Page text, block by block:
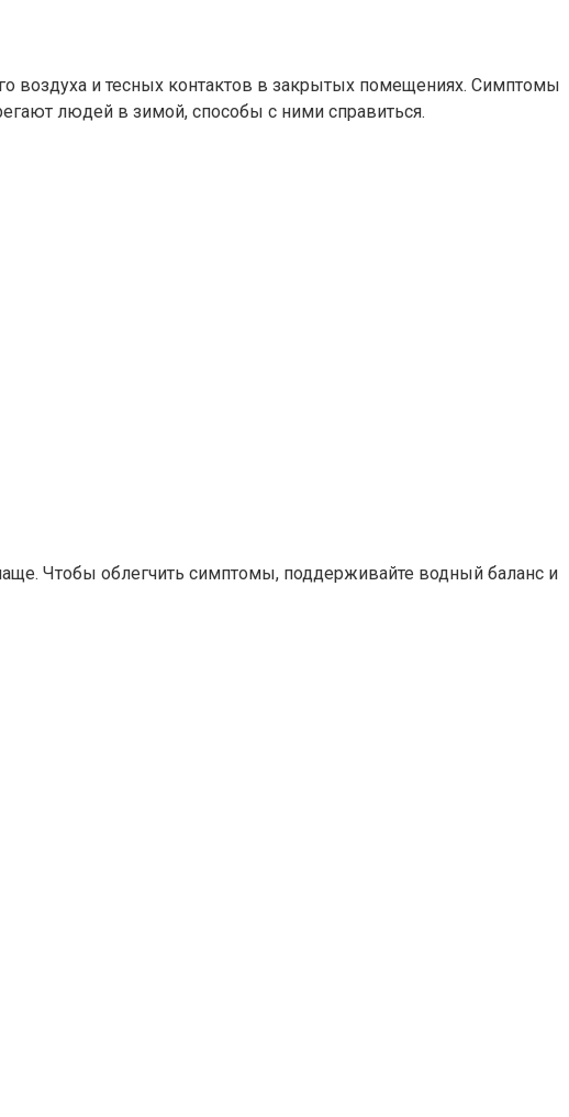
воздуха и тесных контактов в закрытых помещениях. Симптомы
людей в зимой, способы с ними справиться.
Чтобы облегчить симптомы, поддерживайте водный баланс и